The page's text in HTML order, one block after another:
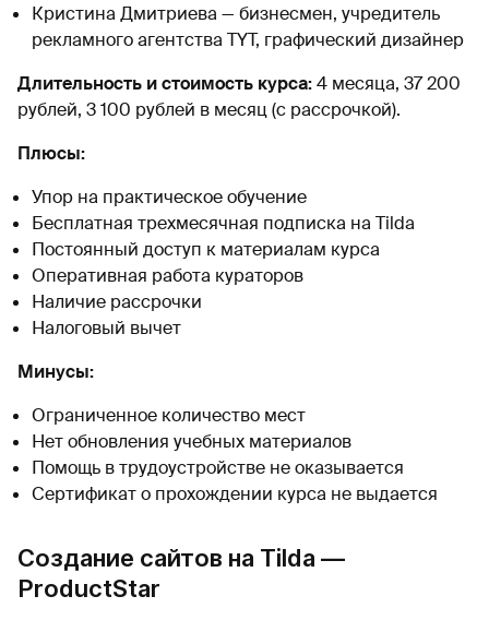
Кристина Дмитриева — бизнесмен, учредитель
рекламного агентства TYT, графический дизайнер
Длительность и стоимость курса:4 месяца, 37 200
рублей, 3 100 рублей в месяц (с рассрочкой).
Плюсы:
Упор на практическое обучение
Бесплатная трехмесячная подписка на Tilda
Постоянный доступ к материалам курса
Оперативная работа кураторов
Наличие рассрочки
Налоговый вычет
Минусы:
Ограниченное количество мест
Нет обновления учебных материалов
Помощь в трудоустройстве не оказывается
Сертификат о прохождении курса не выдается
Создание сайтов на Tilda —
ProductStar